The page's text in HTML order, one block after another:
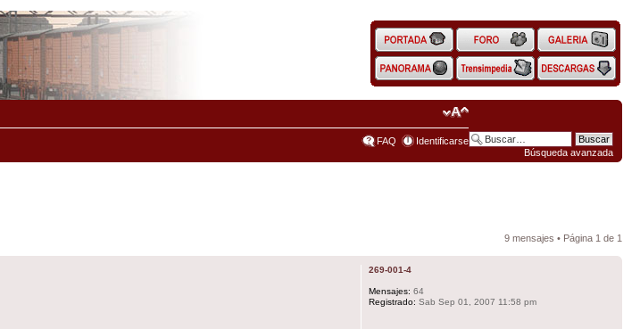
Búsqueda avanzada
FAQ Identificarse
9 mensajes • Página 1 de 1
269-001-4
Mensajes: 64
Registrado: Sab Sep 01, 2007 11:58 pm